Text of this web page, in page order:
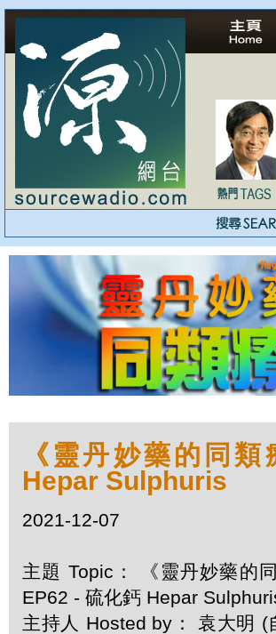
《靈丹妙藥的同
Hepar Sulphuris
2021-12-07
主題 Topic： 《靈丹妙藥的
EP62 - 硫化鈣 Hepar
主持人 Hosted by： 袁大明 (